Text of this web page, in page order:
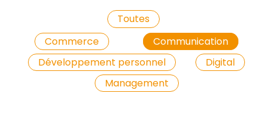
Toutes
Commerce
Communication
Développement personnel
Digital
Management